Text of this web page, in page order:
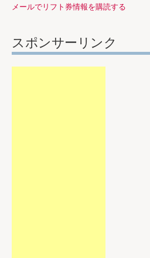
メールでリフト券情報を購読する
スポンサーリンク